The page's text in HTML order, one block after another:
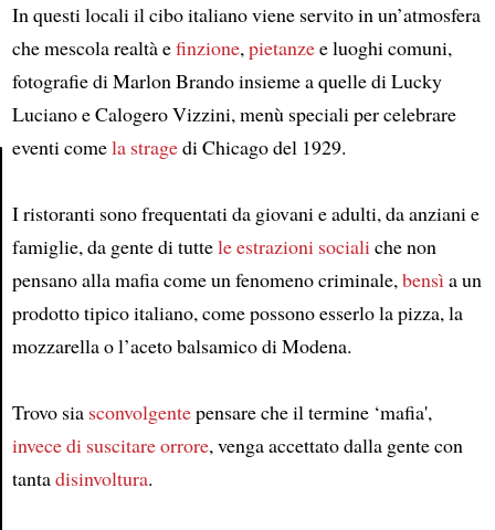
Article
In questi locali il cibo italiano viene servito in un’atmosfera
che mescola realtà efinzione,pietanzee luoghi comuni,
fotografie di Marlon Brando insieme a quelle di Lucky
Luciano e Calogero Vizzini, menù speciali per celebrare
eventi comela stragedi Chicago del 1929.
I ristoranti sono frequentati da giovani e adulti, da anziani e
famiglie, da gente di tuttele estrazioni socialiche non
pensano alla mafia come un fenomeno criminale,bensìa un
prodotto tipico italiano, come possono esserlo la pizza, la
mozzarella o l’aceto balsamico di Modena.
Trovo sia sconvolgentepensare che il termine ‘mafia',
invece di suscitare orrore, venga accettato dalla gente con
tantadisinvoltura.